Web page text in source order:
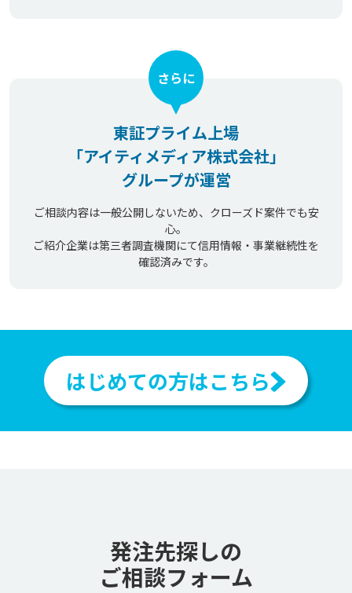
東証プライム上場
「アイティメディア株式会社」
グループが運営
さらに
ご相談内容は一般公開しないため、クローズド案件でも安
心。
ご紹介企業は第三者調査機関にて信用情報・事業継続性を
確認済みです。
はじめての方はこちら
発注先探しの
ご相談フォーム